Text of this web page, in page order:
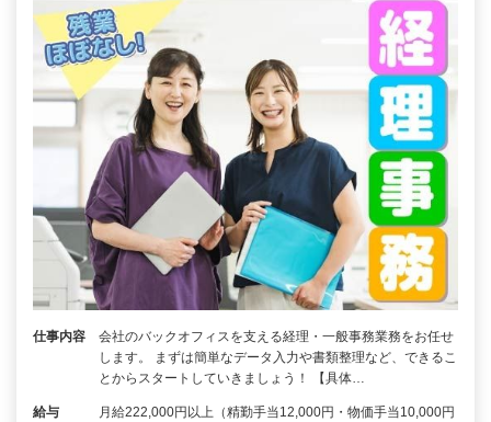
仕事内容
会社のバックオフィスを支える経理・一般事務業務をお任せ
します。 まずは簡単なデータ入力や書類整理など、できるこ
とからスタートしていきましょう！ 【具体…
給与
月給222,000円以上（精勤手当12,000円・物価手当10,000円